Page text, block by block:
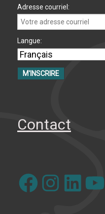
Adresse courriel:
Langue:
Contact
FacebookInstagram YouTube